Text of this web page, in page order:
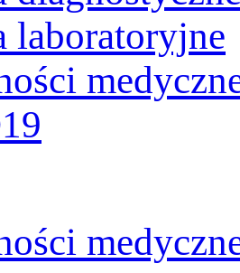
laboratoryjne